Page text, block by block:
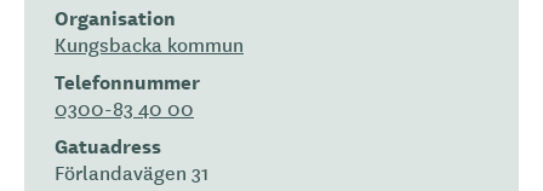
Organisation
Kungsbacka kommun
Telefonnummer
0300-83 40 00
Gatuadress
Förlandavägen 31